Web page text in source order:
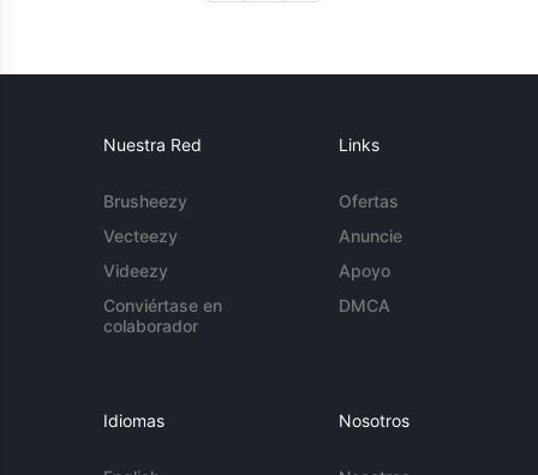
Nuestra Red
Brusheezy
Vecteezy
Videezy
Conviértase en
colaborador
Links
Ofertas
Anuncie
Apoyo
DMCA
Idiomas Nosotros